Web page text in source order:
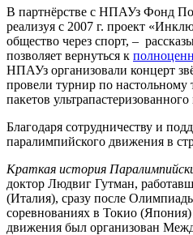
В партнёрстве с НПАУз Фонд
реализуя с 2007 г. проект
общество через спорт, –
позволяет вернуться к
НПАУз организовали концерт
провели турнир по
пакетов
Благодаря сотрудничеству и
паралимпийского движения в
Краткая история
доктор Людвиг Гутман,
(Италия), сразу после
соревнованиях в Токио
движения был организован